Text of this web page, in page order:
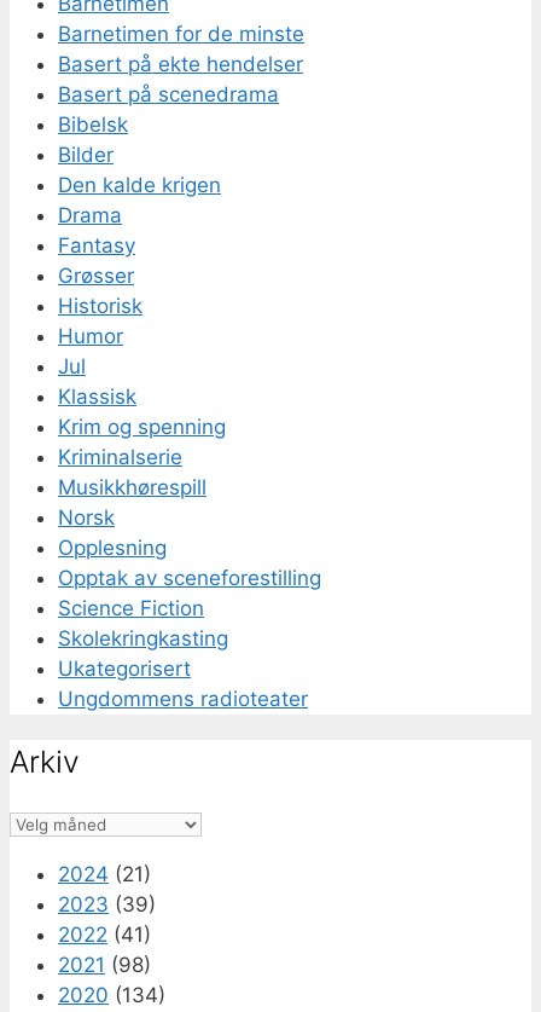
Barnetimen for de minste
Basert på ekte hendelser
Basert på scenedrama
Bibelsk
Bilder
Den kalde krigen
Drama
Fantasy
Grøsser
Historisk
Humor
Jul
Klassisk
Krim og spenning
Kriminalserie
Musikkhørespill
Norsk
Opplesning
Opptak av sceneforestilling
Science Fiction
Skolekringkasting
Ukategorisert
Ungdommens radioteater
Arkiv
Arkiv
2024 (21)
2023 (39)
2022 (41)
2021 (98)
2020 (134)